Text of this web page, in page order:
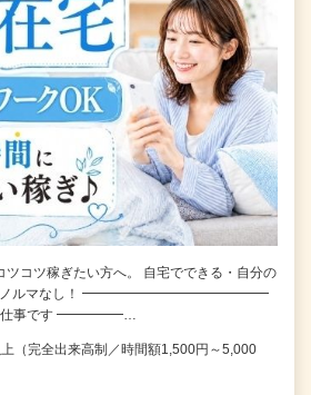
ツコツ稼ぎたい方へ。 自宅でできる・自分の
・ノルマなし！ ━━━━━━━━━━━━━━
仕事です ━━━━━…
（完全出来高制／時間額1,500円～5,000